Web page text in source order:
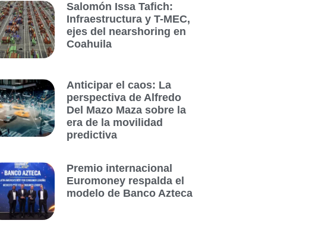
Salomón Issa Tafich:
Infraestructura y T-MEC,
ejes del nearshoring en
Coahuila
Anticipar el caos: La
perspectiva de Alfredo
Del Mazo Maza sobre la
era de la movilidad
predictiva
Premio internacional
Euromoney respalda el
modelo de Banco Azteca